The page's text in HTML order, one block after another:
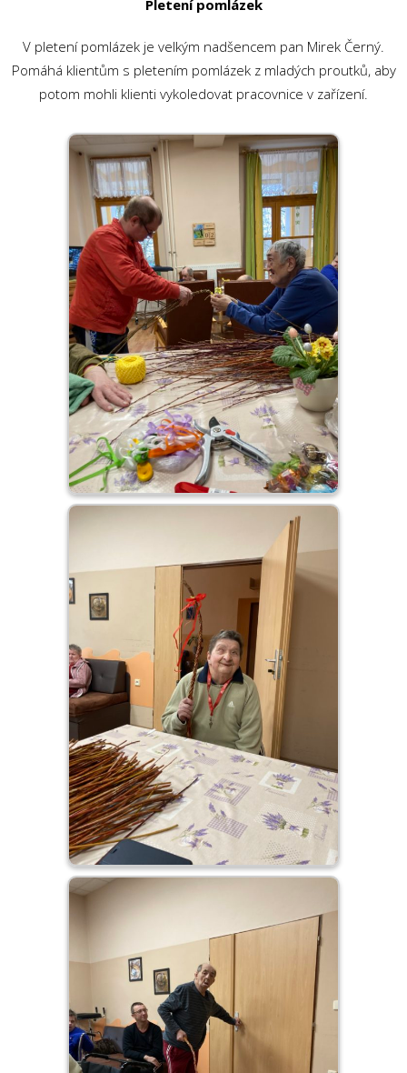
Pletení pomlázek
V pletení pomlázek je velkým nadšencem pan Mirek Černý.
Pomáhá klientům s pletením pomlázek z mladých proutků, aby
potom mohli klienti vykoledovat pracovnice v zařízení.